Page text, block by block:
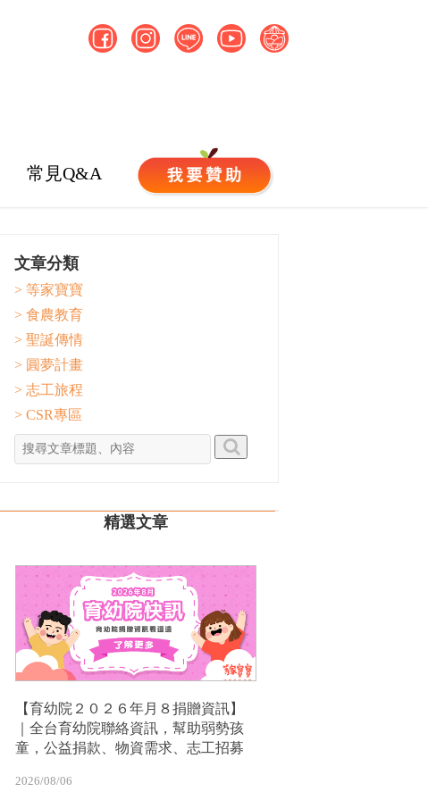
常見Q&A
文章分類
> 等家寶寶
> 食農教育
> 聖誕傳情
> 圓夢計畫
> 志工旅程
> CSR專區
精選文章
【育幼院２０２６年月８捐贈資訊】
｜全台育幼院聯絡資訊，幫助弱勢孩
童，公益捐款、物資需求、志工招募
2026/08/06